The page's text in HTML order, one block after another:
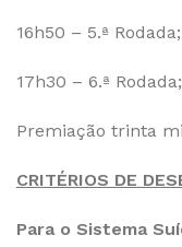
16h50 – 5.ª Rodada;
17h30 – 6.ª Rodada;
Premiação trinta
CRITÉRIOS DE
Para o Sistema